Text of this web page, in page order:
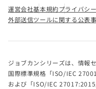
運営会社基本規約プライバシ
外部送信ツールに関する公表
ジョブカンシリーズは、情報
国際標準規格「ISO/IEC
および「ISO/IEC